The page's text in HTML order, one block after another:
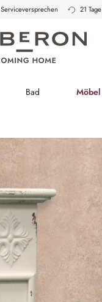
Serviceversprechen 21
Bad Möbel